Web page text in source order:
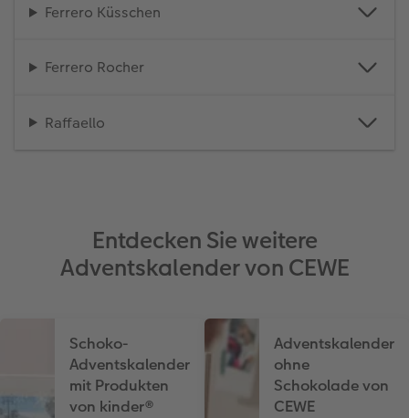
Ferrero Küsschen
Ferrero Rocher
Raffaello
Entdecken Sie weitere
Adventskalender von CEWE
Schoko-
Adventskalender
mit Produkten
von kinder®
Adventskalender
ohne
Schokolade von
CEWE